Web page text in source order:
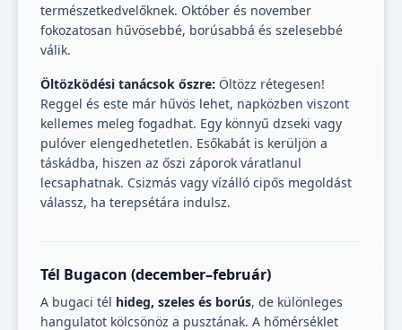
természetkedvelőknek. Október és november
fokozatosan hűvösebbé, borúsabbá és szelesebbé
válik.
Öltözködési tanácsok őszre: Öltözz rétegesen!
Reggel és este már hűvös lehet, napközben viszont
kellemes meleg fogadhat. Egy könnyű dzseki vagy
pulóver elengedhetetlen. Esőkabát is kerüljön a
táskádba, hiszen az őszi záporok váratlanul
lecsaphatnak. Csizmás vagy vízálló cipős megoldást
válassz, ha terepsétára indulsz.
Tél Bugacon (december–február)
A bugaci tél hideg, szeles és borús, de különleges
hangulatot kölcsönöz a pusztának. A hőmérséklet